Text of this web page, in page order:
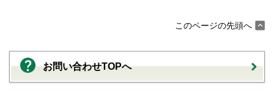
このページの先頭へ
お問い合わせTOPへ